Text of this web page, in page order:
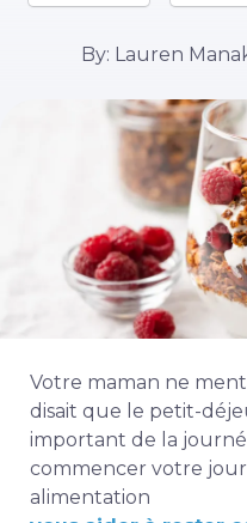
By: Lauren
Votre maman ne
disait que le petit-
important de la
commencer votre
alimentation